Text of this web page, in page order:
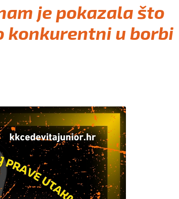
je pokazala što
konkurentni u borbi